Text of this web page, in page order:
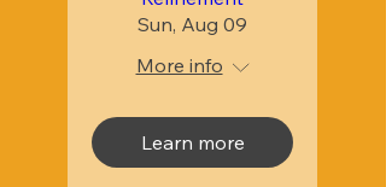
Sun, Aug 09
More info
Learn more